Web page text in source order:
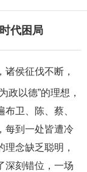
代困局
侯征伐不断，
政以德”的理想，
卫、陈、蔡、
每到一处皆遭冷
念缺乏聪明，
深刻错位，一场